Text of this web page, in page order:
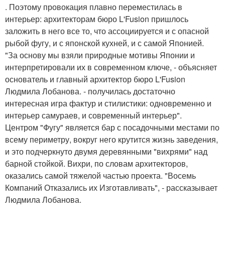
. Поэтому провокация плавно переместилась в
интерьер: архитекторам бюро L'Fusion пришлось
заложить в него все то, что ассоциируется и с опасной
рыбой фугу, и с японской кухней, и с самой Японией.
"За основу мы взяли природные мотивы Японии и
интерпретировали их в современном ключе, - объясняет
основатель и главный архитектор бюро L'Fusion
Людмила Лобанова. - получилась достаточно
интересная игра фактур и стилистики: одновременно и
интерьер самураев, и современный интерьер".
Центром "Фугу" является бар с посадочными местами по
всему периметру, вокруг него крутится жизнь заведения,
и это подчеркнуто двумя деревянными "вихрями" над
барной стойкой. Вихри, по словам архитекторов,
оказались самой тяжелой частью проекта. "Восемь
Компаний Отказались их Изготавливать", - рассказывает
Людмила Лобанова.